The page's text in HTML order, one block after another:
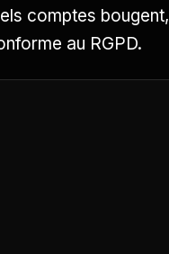
comptes bougent,
au RGPD.